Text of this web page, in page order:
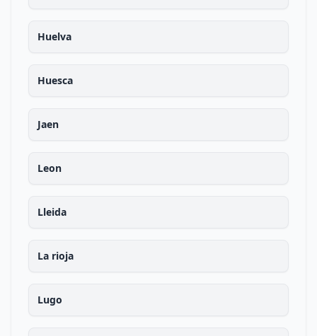
Huelva
Huesca
Jaen
Leon
Lleida
La rioja
Lugo